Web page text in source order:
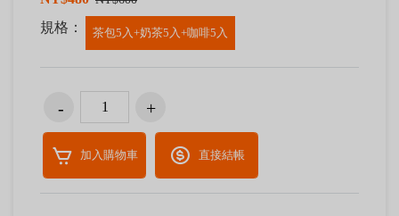
規格： 茶包5入+奶茶5入+咖啡5入
加入購物車 直接結帳